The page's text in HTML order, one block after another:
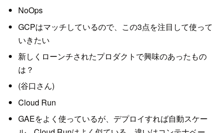
NoOps
GCPはマッチしているので、この3点を注目して使って
いきたい
新しくローンチされたプロダクトで興味のあったもの
は？
(谷口さん)
Cloud Run
GAEをよく使っているが、デプロイすれば自動スケー